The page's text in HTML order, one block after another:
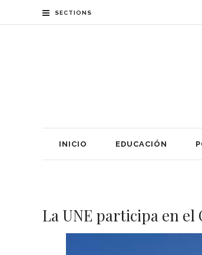
SECTIONS
INICIO EDUCACIÓN
La UNE participa en